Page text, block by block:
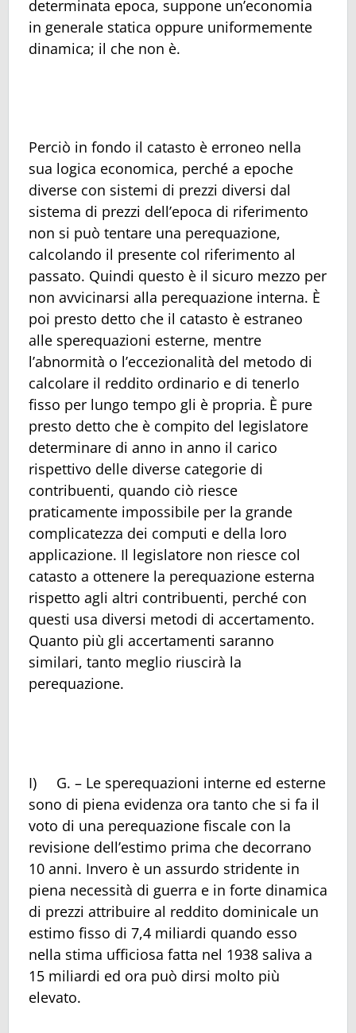
determinata epoca, suppone un’economia
in generale statica oppure uniformemente
dinamica; il che non è.
Perciò in fondo il catasto è erroneo nella
sua logica economica, perché a epoche
diverse con sistemi di prezzi diversi dal
sistema di prezzi dell’epoca di riferimento
non si può tentare una perequazione,
calcolando il presente col riferimento al
passato. Quindi questo è il sicuro mezzo per
non avvicinarsi alla perequazione interna. È
poi presto detto che il catasto è estraneo
alle sperequazioni esterne, mentre
l’abnormità o l’eccezionalità del metodo di
calcolare il reddito ordinario e di tenerlo
fisso per lungo tempo gli è propria. È pure
presto detto che è compito del legislatore
determinare di anno in anno il carico
rispettivo delle diverse categorie di
contribuenti, quando ciò riesce
praticamente impossibile per la grande
complicatezza dei computi e della loro
applicazione. Il legislatore non riesce col
catasto a ottenere la perequazione esterna
rispetto agli altri contribuenti, perché con
questi usa diversi metodi di accertamento.
Quanto più gli accertamenti saranno
similari, tanto meglio riuscirà la
perequazione.
I) G. – Le sperequazioni interne ed esterne
sono di piena evidenza ora tanto che si fa il
voto di una perequazione fiscale con la
revisione dell’estimo prima che decorrano
10 anni. Invero è un assurdo stridente in
piena necessità di guerra e in forte dinamica
di prezzi attribuire al reddito dominicale un
estimo fisso di 7,4 miliardi quando esso
nella stima ufficiosa fatta nel 1938 saliva a
15 miliardi ed ora può dirsi molto più
elevato.